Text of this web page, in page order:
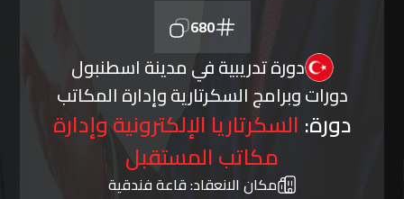
680
دورة تدريبية في مدينة اسطنبول
دورات وبرامج السكرتارية وإدارة المكاتب
دورة: السكرتاريا الإلكترونية وإدارة
مكاتب المستقبل
مكان الانعقاد:قاعة فندقية